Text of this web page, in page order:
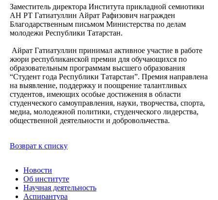
Заместитель директора Института прикладной семиотики
АН РТ Гатиатуллин Айрат Рафизович награжден
Благодарственным письмом Министерства по делам
молодежи Республики Татарстан.
Айрат Гатиатуллин принимал активное участие в работе
жюри республиканской премии для обучающихся по
образовательным программам высшего образования
“Студент года Республики Татарстан”. Премия направлена
на выявление, поддержку и поощрение талантливых
студентов, имеющих особые достижения в области
студенческого самоуправления, науки, творчества, спорта,
медиа, молодежной политики, студенческого лидерства,
общественной деятельности и добровольчества.
Возврат к списку
Новости
Об институте
Научная деятельность
Аспирантура